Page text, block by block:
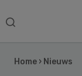
Search
Home › Nieuws
Sidebar